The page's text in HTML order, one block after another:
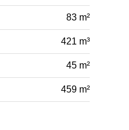
83 m²
421 m³
45 m²
459 m²